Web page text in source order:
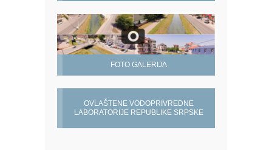
FOTO GALERIJA
OVLAŠTENE VODOPRIVREDNE
LABORATORIJE REPUBLIKE SRPSKE